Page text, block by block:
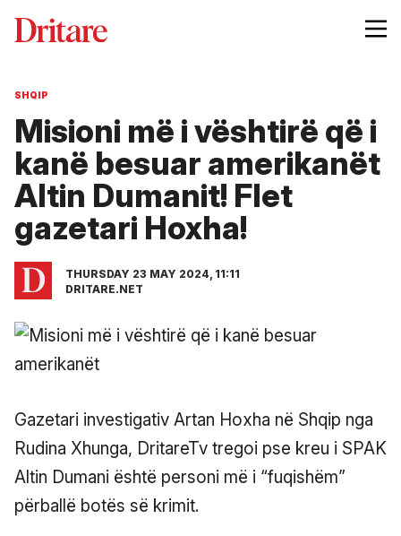
SHQIP
Misioni më i vështirë që i
kanë besuar amerikanët
Altin Dumanit! Flet
gazetari Hoxha!
THURSDAY 23 MAY 2024, 11:11
DRITARE.NET
Gazetari investigativ Artan Hoxha në Shqip nga
Rudina Xhunga, DritareTv tregoi pse kreu i SPAK
Altin Dumani është personi më i “fuqishëm”
përballë botës së krimit.